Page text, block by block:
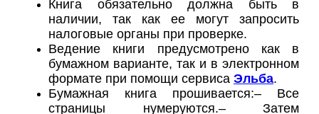
Книга обязательно должна быть в
наличии, так как ее могут запросить
налоговые органы при проверке.
Ведение книги предусмотрено как в
бумажном варианте, так и в электронном
формате при помощи сервиса Эльба.
Бумажная книга прошивается:– Все
страницы нумеруются.– Затем